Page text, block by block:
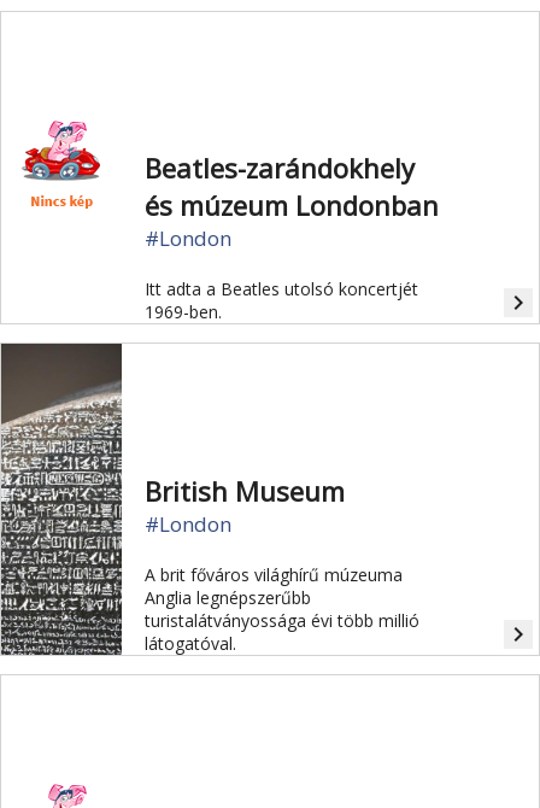
Beatles-zarándokhely
és múzeum Londonban
#London
Itt adta a Beatles utolsó koncertjét
1969-ben.
navigate_next
British Museum
#London
A brit főváros világhírű múzeuma
Anglia legnépszerűbb
turistalátványossága évi több millió
látogatóval.
navigate_next